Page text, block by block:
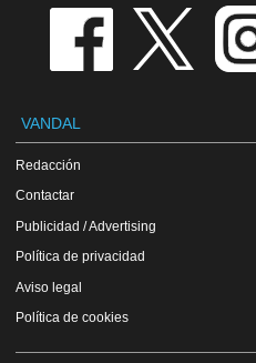
VANDAL
Redacción
Contactar
Publicidad / Advertising
Política de privacidad
Aviso legal
Política de cookies